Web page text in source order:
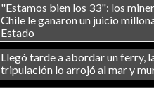
"Estamos bien los 33": los
Chile le ganaron un juicio
Estado
Llegó tarde a abordar un ferry,
tripulación lo arrojó al mar y